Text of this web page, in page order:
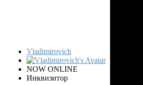
Vladimirovich
NOW ONLINE
Инквизитор